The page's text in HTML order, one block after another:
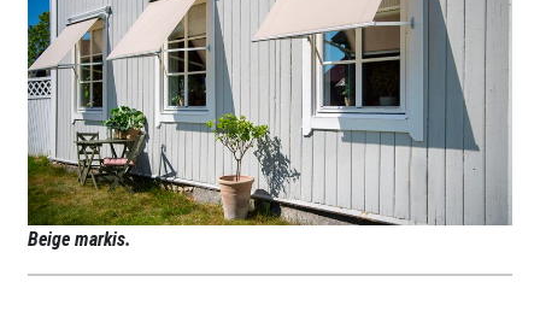
Beige markis.